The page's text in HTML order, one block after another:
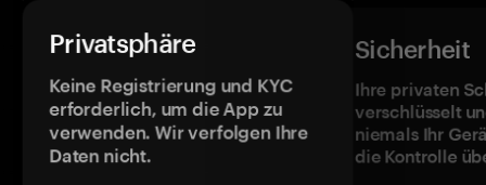
Privatsphäre
Keine Registrierung und KYC
erforderlich, um die App zu
verwenden. Wir verfolgen Ihre
Daten nicht.
Sicherheit
Ihre privaten
verschlüsselt
niemals Ihr
die Kontrolle